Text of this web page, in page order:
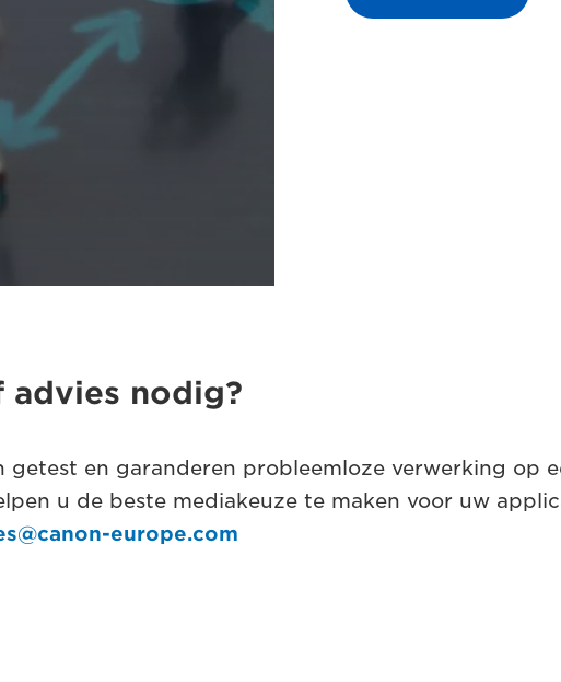
advies nodig?
getest en garanderen probleemloze verwerking op
u de beste mediakeuze te maken voor uw
europe.com